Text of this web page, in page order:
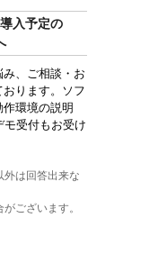
入予定の
、ご相談・お
ります。ソフ
作環境の説明
モ受付もお受け
は回答出来な
ございます。